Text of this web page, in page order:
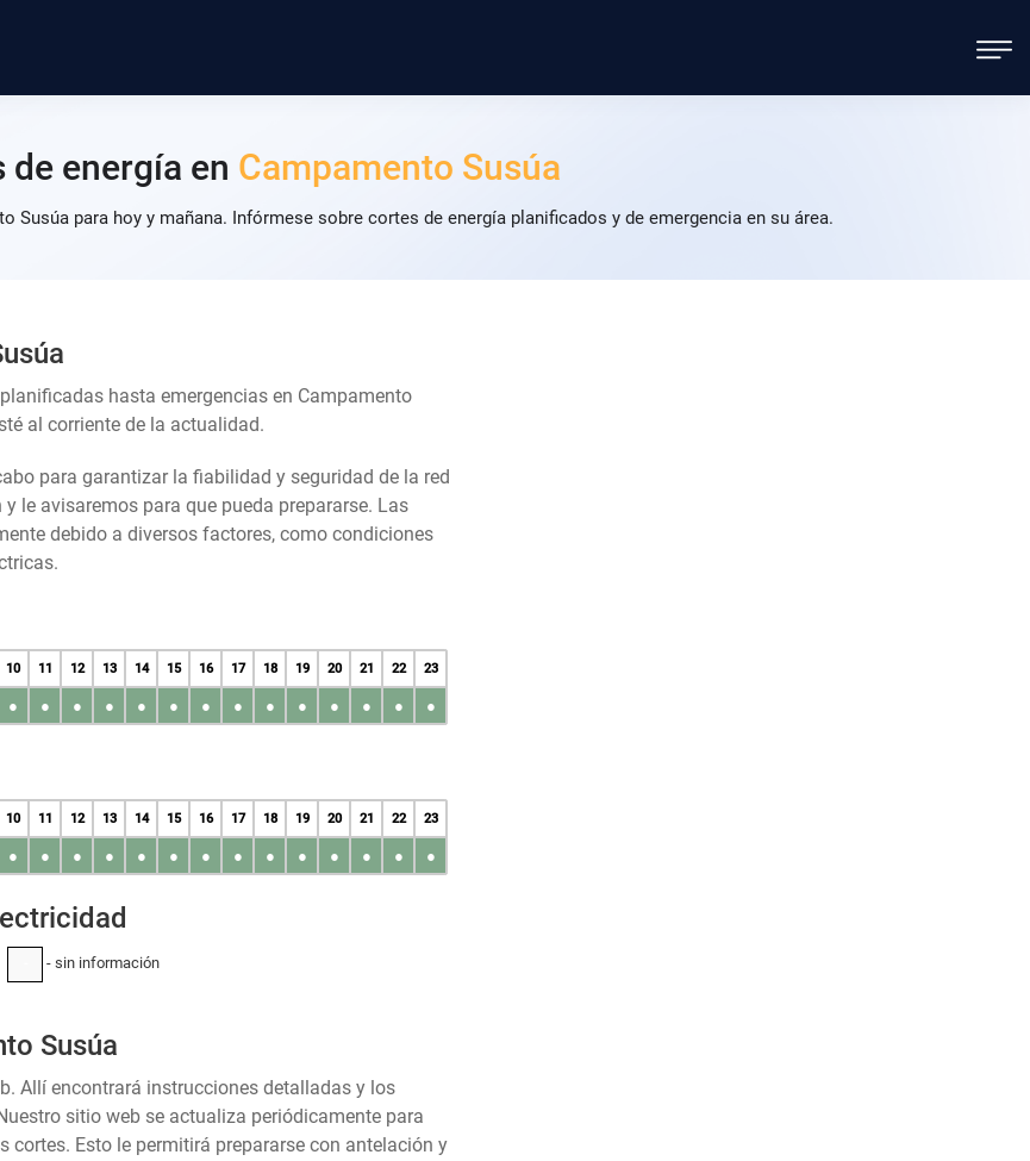
de energía en Campamento Susúa
Susúa para hoy y mañana. Infórmese sobre cortes de energía planificados y de emergencia en su área.
hasta emergencias en Campamento
al corriente de la actualidad.
para garantizar la fiabilidad y seguridad de la red
le avisaremos para que pueda prepararse. Las
debido a diversos factores, como condiciones
10 11 12 13 14 15 16 17 18 19 20 21 22 23
● ● ● ● ● ● ● ● ● ● ● ● ● ●
10 11 12 13 14 15 16 17 18 19 20 21 22 23
● ● ● ● ● ● ● ● ● ● ● ● ● ●
- sin información
Susúa
Allí encontrará instrucciones detalladas y los
sitio web se actualiza periódicamente para
Esto le permitirá prepararse con antelación y